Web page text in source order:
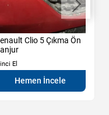
Clio 5 Çıkma Ön
El
Hemen İncele